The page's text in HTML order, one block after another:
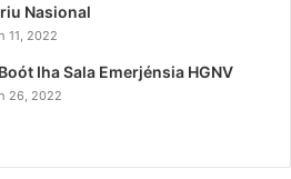
Nasional
11, 2022
Iha Sala Emerjénsia HGNV
26, 2022